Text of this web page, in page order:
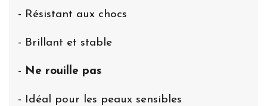
- Résistant aux chocs
- Brillant et stable
- Ne rouille pas
- Idéal pour les peaux sensibles